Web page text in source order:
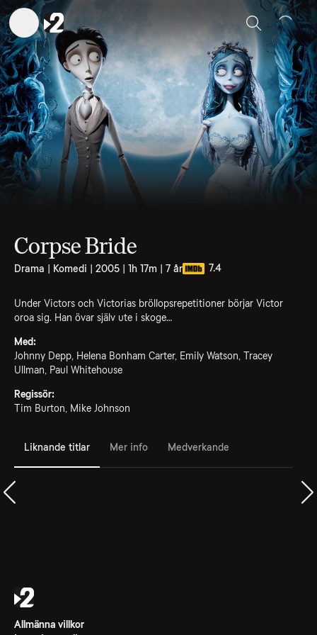
Sök
Corpse Bride
Drama | Komedi | 2005 | 1h 17m | 7 år 7.4
Under Victors och Victorias bröllopsrepetitioner börjar Victor
oroa sig. Han övar själv ute i skoge…
Med:
Johnny Depp, Helena Bonham Carter, Emily Watson, Tracey
Ullman, Paul Whitehouse
Regissör:
Tim Burton, Mike Johnson
Liknande titlar Mer info Medverkande
Allmänna villkor